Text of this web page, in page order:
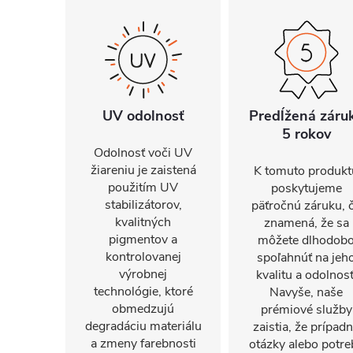
UV odolnosť
Odolnosť voči UV
žiareniu je zaistená
použitím UV
stabilizátorov,
kvalitných
pigmentov a
kontrolovanej
výrobnej
technológie, ktoré
obmedzujú
degradáciu materiálu
a zmeny farebnosti
Predĺžená
5 rokov
K tomuto
poskytujeme
päťročnú záruku,
znamená, že sa
môžete dlhodobo
spoľahnúť na
kvalitu a
Navyše, naše
prémiové služby
zaistia, že
otázky alebo